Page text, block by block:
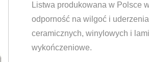
Listwa produkowana w Polsce
odporność na wilgoć i
ceramicznych, winylowych i
wykończeniowe.